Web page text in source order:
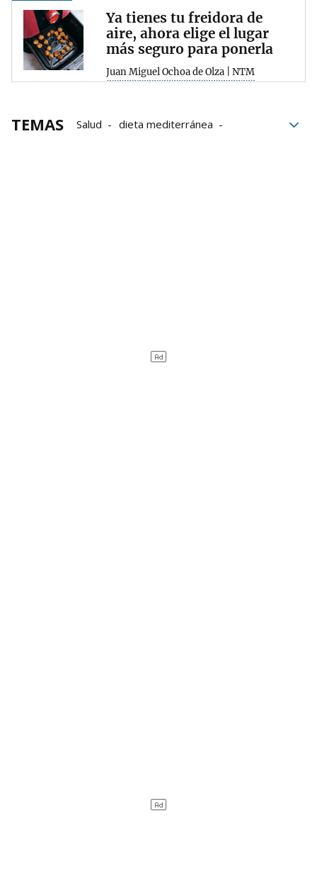
Ya tienes tu freidora de
aire, ahora elige el lugar
más seguro para ponerla
Juan Miguel Ochoa de Olza | NTM
TEMAS Salud
dieta mediterránea